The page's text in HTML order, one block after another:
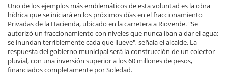
Uno de los ejemplos más emblemáticos de esta voluntad es la obra
hídrica que se iniciará en los próximos días en el fraccionamiento
Privadas de la Hacienda, ubicado en la carretera a Rioverde. "Se
autorizó un fraccionamiento con niveles que nunca iban a dar el agua;
se inundan terriblemente cada que llueve", señala el alcalde. La
respuesta del gobierno municipal será la construcción de un colector
pluvial, con una inversión superior a los 60 millones de pesos,
financiados completamente por Soledad.